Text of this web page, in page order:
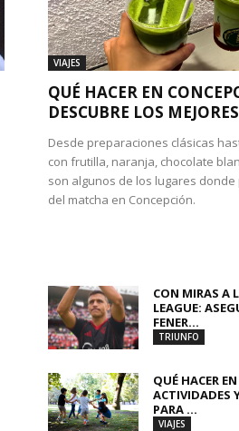
VIAJES
QUÉ HACER EN
DESCUBRE LOS
Desde preparaciones clásicas
con frutilla, naranja, chocolate
son algunos de los lugares
del matcha en Concepción.
CON MIRAS A
LEAGUE:
FENER...
TRIUNFO
QUÉ HACER
ACTIVIDADES
PARA ...
VIAJES